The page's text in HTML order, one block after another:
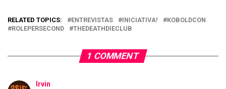
RELATED TOPICS: ENTREVISTAS INICIATIVA!
KOBOLDCON
ROLEPERSECOND
THEDEATHDIECLUB
1 COMMENT
Irvin